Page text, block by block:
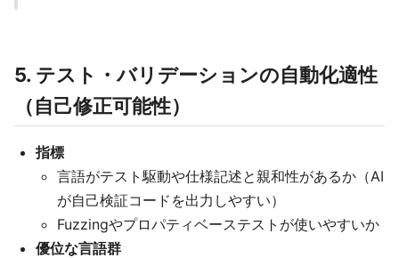
5. テスト・バリデーションの自動化適性
（自己修正可能性）
指標
言語がテスト駆動や仕様記述と親和性があるか（AI
が自己検証コードを出力しやすい）
Fuzzingやプロパティベーステストが使いやすいか
優位な言語群